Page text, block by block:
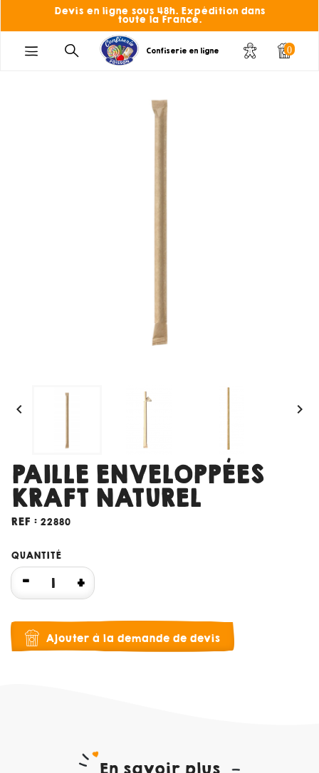
Devis en ligne sous 48h. Expédition dans
toute la France.
Confiserie en ligne 0
 
PAILLE ENVELOPPÉES
KRAFT NATUREL
REF : 22880
QUANTITÉ
Ajouter à la demande de devis